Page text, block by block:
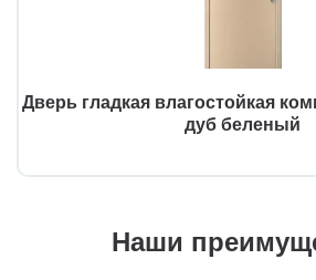
Дверь гладкая влагостойкая
дуб беленый
Наши